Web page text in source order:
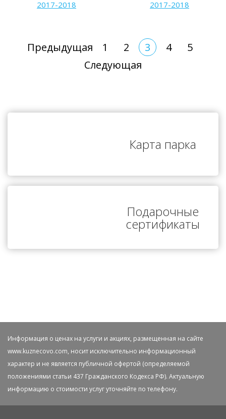
Предыдущая 1 2 3 4
5
Следующая
Карта парка
Подарочные
сертификаты
Информация о ценах на услуги и акциях, размещенная на сайте
www.kuznecovo.com, носит исключительно информационный
характер и не является публичной офертой (определяемой
положениями статьи 437 Гражданского Кодекса РФ). Актуальную
информацию о стоимости услуг уточняйте по телефону.